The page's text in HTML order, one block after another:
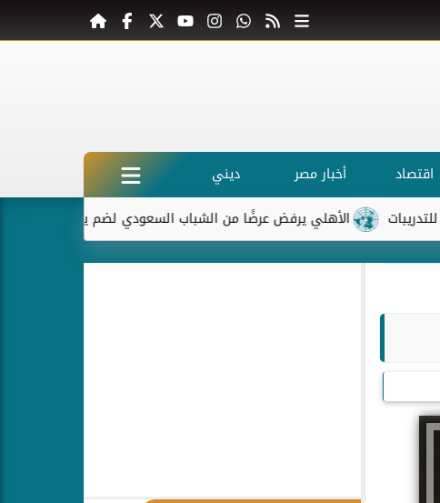
اقتصاد أخبار مصر
ديني
الأهلي يرفض عرضًا من الشباب السعودي لضم ياسر إبراهيم